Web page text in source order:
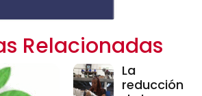
Relacionadas
La
reducción